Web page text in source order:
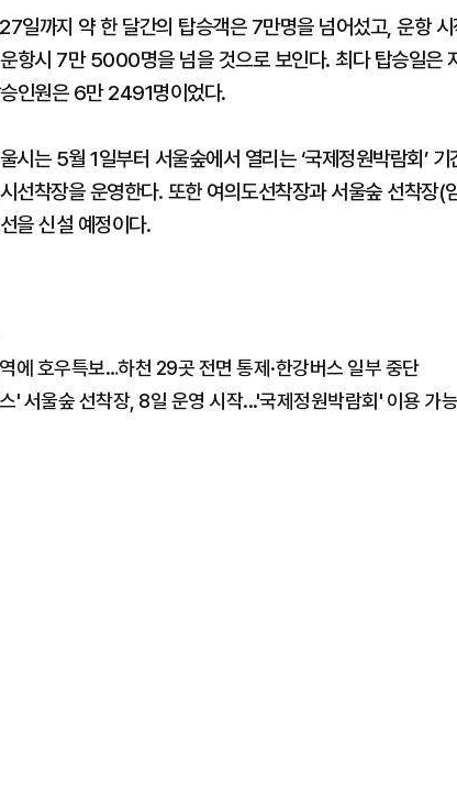
일까지 약 한 달간의 탑승객은 7만명을 넘어섰고, 운항
항시 7만 5000명을 넘을 것으로 보인다. 최다 탑승일은
인원은 6만 2491명이었다.
시는 5월 1일부터 서울숲에서 열리는 ‘국제정원박람회’
선착장을 운영한다. 또한 여의도선착장과 서울숲 선착장(
을 신설 예정이다.
에 호우특보…하천 29곳 전면 통제·한강버스 일부 중단
' 서울숲 선착장, 8일 운영 시작...'국제정원박람회' 이용 가능